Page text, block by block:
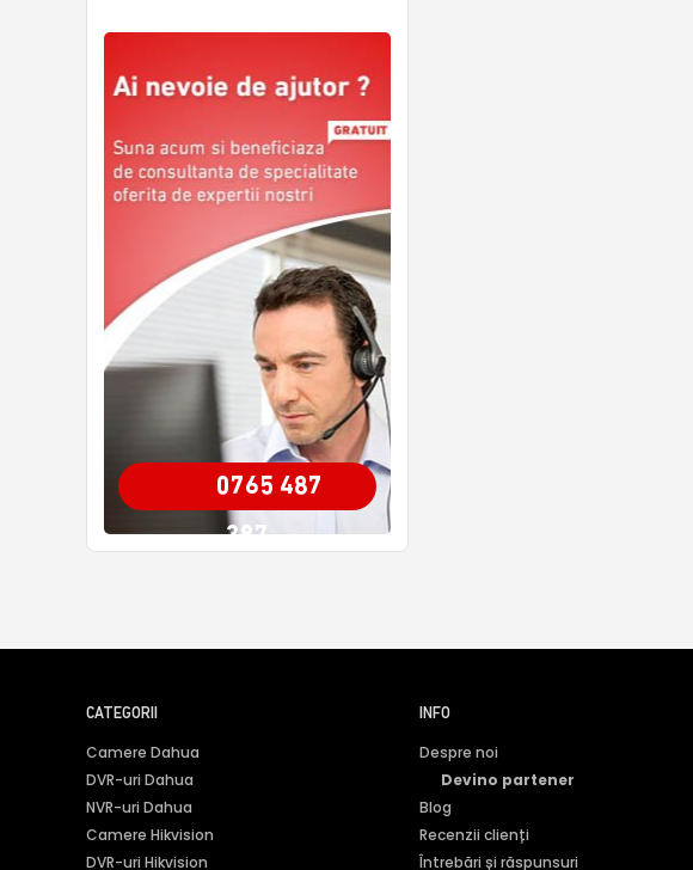
0765 487
387
CATEGORII
Camere Dahua
DVR-uri Dahua
NVR-uri Dahua
Camere Hikvision
DVR-uri Hikvision
INFO
Despre noi
Devino partener
Blog
Recenzii clienți
Întrebări și răspunsuri